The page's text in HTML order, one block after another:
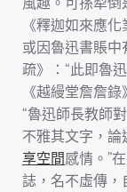
《釋迦如來應
或因魯迅書賬中
疏》：“此即魯
《越縵堂詹詹
“魯迅師長教師
不雅其文字，
享空間感情。”
誌，名不虛傳，